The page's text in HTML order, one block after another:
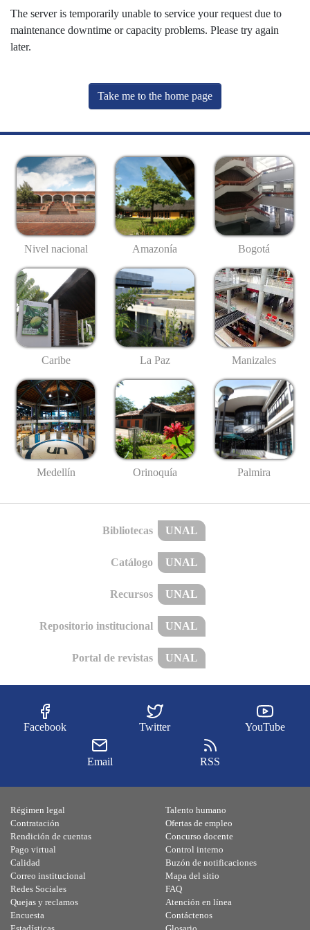
The server is temporarily unable to service your request due to
maintenance downtime or capacity problems. Please try again
later.
Take me to the home page
Nivel nacional Amazonía Bogotá
Caribe La Paz Manizales
Medellín Orinoquía Palmira
Bibliotecas UNAL
Catálogo UNAL
Recursos UNAL
Repositorio institucional UNAL
Portal de revistas UNAL
Facebook Twitter YouTube
Email RSS
Régimen legal
Contratación
Rendición de cuentas
Pago virtual
Calidad
Talento humano
Ofertas de empleo
Concurso docente
Control interno
Buzón de notificaciones
Correo institucional
Redes Sociales
Quejas y reclamos
Encuesta
Mapa del sitio
FAQ
Atención en línea
Contáctenos